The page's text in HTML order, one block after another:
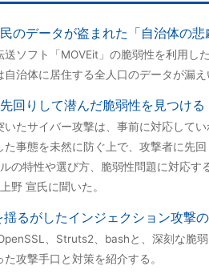
のデータが盗まれた「自治体の
送ソフト「MOVEit」の脆弱性を利用し
自治体に居住する全人口のデータが漏え
回りして潜んだ脆弱性を見つけ
いたサイバー攻撃は、事前に対応して
た事態を未然に防ぐ上で、攻撃者に先
の特性や選び方、脆弱性問題に対応す
野 宣氏に聞いた。
るがしたインジェクション攻撃
、Struts2、bashと、深刻な脆
た攻撃手口と対策を紹介する。